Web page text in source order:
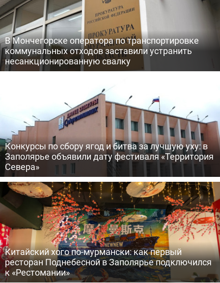
В Мончегорске оператора по транспортировке
коммунальных отходов заставили устранить
несанкционированную свалку
Конкурсы по сбору ягод и битва за лучшую уху: в
Заполярье объявили дату фестиваля «Территория
Севера»
Китайский хого по-мурмански: как первый
ресторан Поднебесной в Заполярье подключился
к «Рестомании»